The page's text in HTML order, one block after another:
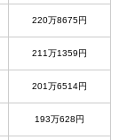
220万8675円
211万1359円
201万6514円
193万628円